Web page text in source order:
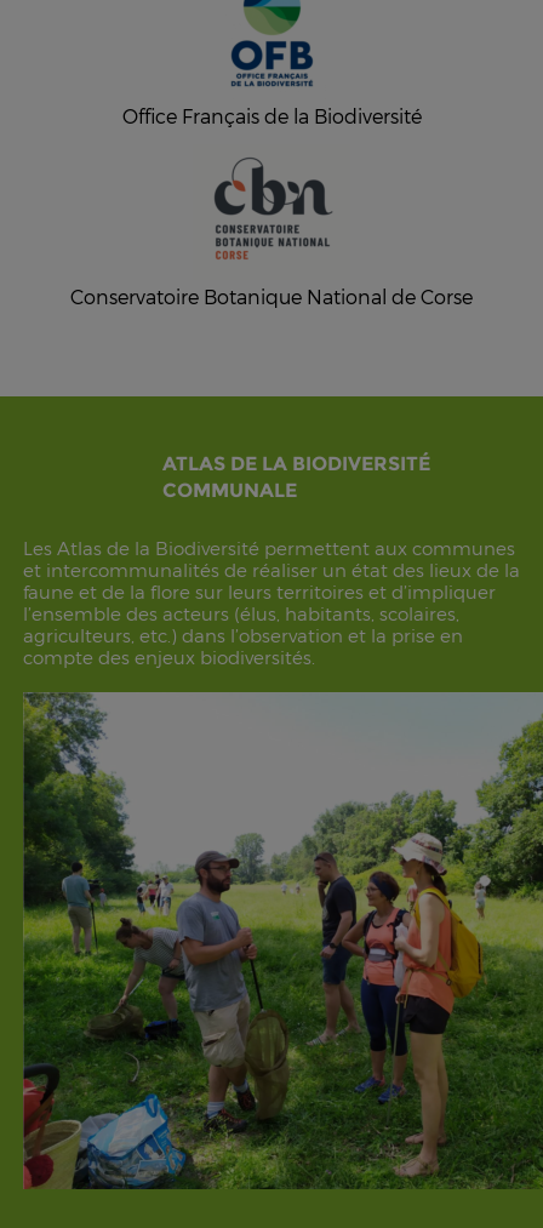
Office Français de la Biodiversité
Conservatoire Botanique National de Corse
ATLAS DE LA BIODIVERSITÉ
COMMUNALE
Les Atlas de la Biodiversité permettent aux communes
et intercommunalités de réaliser un état des lieux de la
faune et de la flore sur leurs territoires et d’impliquer
l’ensemble des acteurs (élus, habitants, scolaires,
agriculteurs, etc.) dans l’observation et la prise en
compte des enjeux biodiversités.